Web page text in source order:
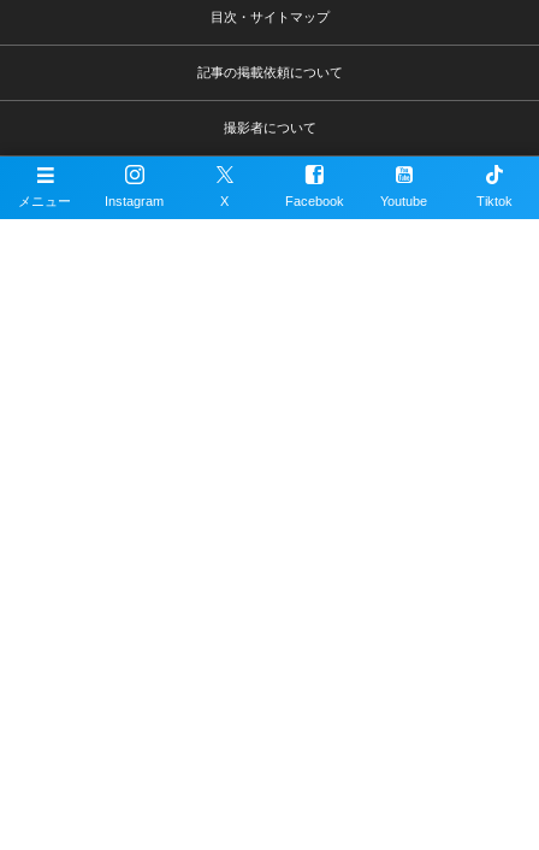
メニュー Instagram X Facebook Youtube Tiktok
目次・サイトマップ
記事の掲載依頼について
撮影者について
運営サイトについて